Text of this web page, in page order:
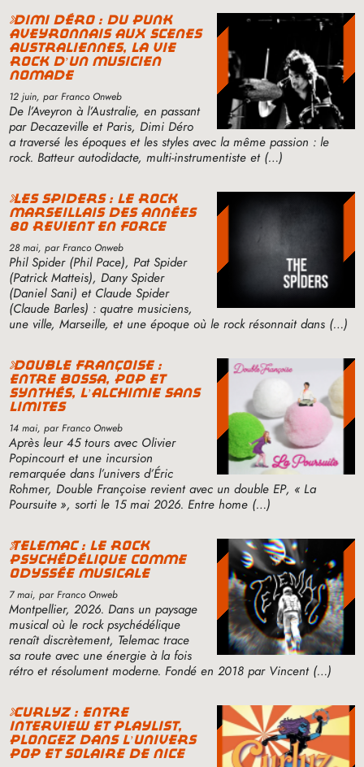
dimi déro : du punk
aveyronnais aux scènes
australiennes, la vie
rock d’un musicien
nomade
12 juin, par Franco Onweb
De l’Aveyron à l’Australie, en passant
par Decazeville et Paris, Dimi Déro
a traversé les époques et les styles avec la même passion : le
rock. Batteur autodidacte, multi-instrumentiste et (…)
les spiders : le rock
marseillais des années
80 revient en force
28 mai, par Franco Onweb
Phil Spider (Phil Pace), Pat Spider
(Patrick Matteis), Dany Spider
(Daniel Sani) et Claude Spider
(Claude Barles) : quatre musiciens,
une ville, Marseille, et une époque où le rock résonnait dans (…)
double françoise :
entre bossa, pop et
synthés, l’alchimie sans
limites
14 mai, par Franco Onweb
Après leur 45 tours avec Olivier
Popincourt et une incursion
remarquée dans l’univers d’Éric
Rohmer, Double Françoise revient avec un doubleEP, « La
Poursuite », sorti le 15 mai 2026. Entre home (…)
telemac : le rock
psychédélique comme
odyssée musicale
7 mai, par Franco Onweb
Montpellier, 2026. Dans un paysage
musical où le rock psychédélique
renaît discrètement, Telemac trace
sa route avec une énergie à la fois
rétro et résolument moderne. Fondé en 2018 par Vincent (…)
curlyz : entre
interview et playlist,
plongez dans l’univers
pop et solaire de nice